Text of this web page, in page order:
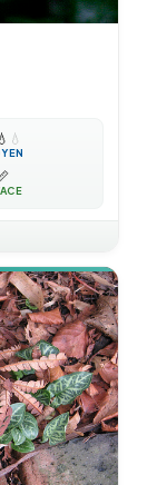
💧 💧